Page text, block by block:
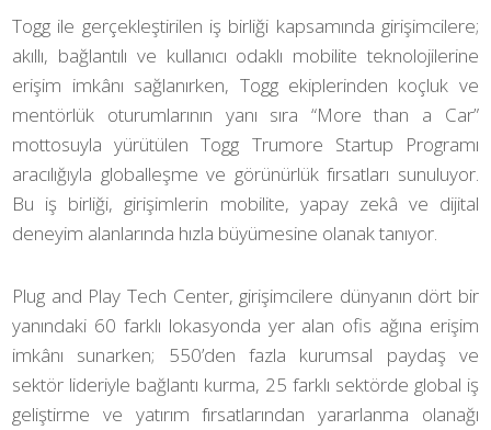
Togg ile gerçekleştirilen iş birliği kapsamında girişimcilere;
akıllı, bağlantılı ve kullanıcı odaklı mobilite teknolojilerine
erişim imkânı sağlanırken, Togg ekiplerinden koçluk ve
mentörlük oturumlarının yanı sıra “More than a Car”
mottosuyla yürütülen Togg Trumore Startup Programı
aracılığıyla globalleşme ve görünürlük fırsatları sunuluyor.
Bu iş birliği, girişimlerin mobilite, yapay zekâ ve dijital
deneyim alanlarında hızla büyümesine olanak tanıyor.
Plug and Play Tech Center, girişimcilere dünyanın dört bir
yanındaki 60 farklı lokasyonda yer alan ofis ağına erişim
imkânı sunarken; 550’den fazla kurumsal paydaş ve
sektör lideriyle bağlantı kurma, 25 farklı sektörde global iş
geliştirme ve yatırım fırsatlarından yararlanma olanağı